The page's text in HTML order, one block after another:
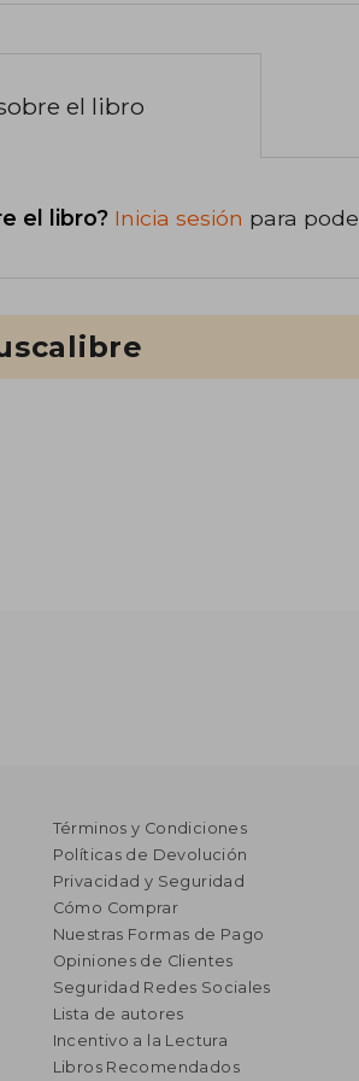
el libro
el libro? Inicia sesión para
Términos y Condiciones
Políticas de Devolución
Privacidad y Seguridad
Cómo Comprar
Nuestras Formas de Pago
Opiniones de Clientes
Seguridad Redes Sociales
Lista de autores
Incentivo a la Lectura
Libros Recomendados